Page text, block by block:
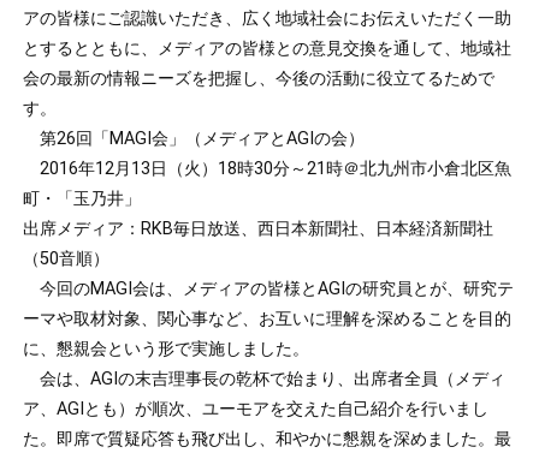
アの皆様にご認識いただき、広く地域社会にお伝えいただく一助
とするとともに、メディアの皆様との意見交換を通して、地域社
会の最新の情報ニーズを把握し、今後の活動に役立てるためで
す。
第26回「MAGI会」（メディアとAGIの会）
2016年12月13日（火）18時30分～21時＠北九州市小倉北区魚
町・「玉乃井」
出席メディア：RKB毎日放送、西日本新聞社、日本経済新聞社
（50音順）
今回のMAGI会は、メディアの皆様とAGIの研究員とが、研究テ
ーマや取材対象、関心事など、お互いに理解を深めることを目的
に、懇親会という形で実施しました。
会は、AGIの末吉理事長の乾杯で始まり、出席者全員（メディ
ア、AGIとも）が順次、ユーモアを交えた自己紹介を行いまし
た。即席で質疑応答も飛び出し、和やかに懇親を深めました。最